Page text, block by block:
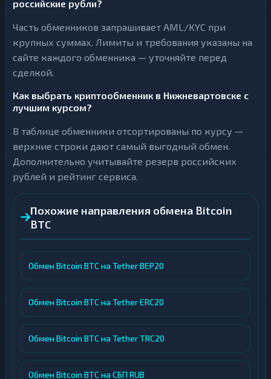
российские рубли?
Часть обменников запрашивает AML/KYC при
крупных суммах. Лимиты и требования указаны на
сайте каждого обменника — уточняйте перед
сделкой.
Как выбрать криптообменник в Нижневартовске с
лучшим курсом?
В таблице обменники отсортированы по курсу —
верхние строки дают самый выгодный обмен.
Дополнительно учитывайте резерв российских
рублей и рейтинг сервиса.
Похожие направления обмена Bitcoin
BTC
Обмен Bitcoin BTC на Tether BEP20
Обмен Bitcoin BTC на Tether ERC20
Обмен Bitcoin BTC на Tether TRC20
Обмен Bitcoin BTC на СБП RUB